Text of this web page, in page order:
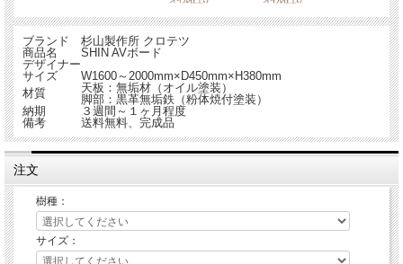
ブランド
杉山製作所 クロテツ
商品名
SHIN AVボード
デザイナー
サイズ
W1600～2000mm×D450mm×H380mm
材質
天板：無垢材（オイル塗装）
脚部：黒革無垢鉄（粉体焼付塗装）
納期
３週間～１ヶ月程度
備考
送料無料、完成品
注文
樹種：
サイズ：